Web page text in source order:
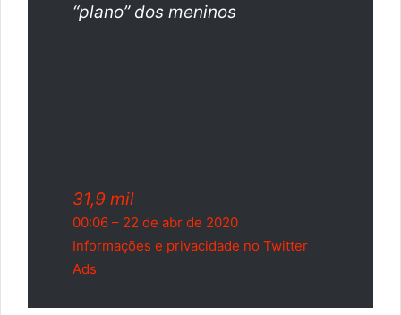
“plano” dos meninos
31,9 mil
00:06 – 22 de abr de 2020
Informações e privacidade no Twitter
Ads